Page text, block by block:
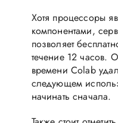
Хотя процессоры
компонентами,
позволяет
течение 12 часов.
времени Colab
следующем
начинать сначала.